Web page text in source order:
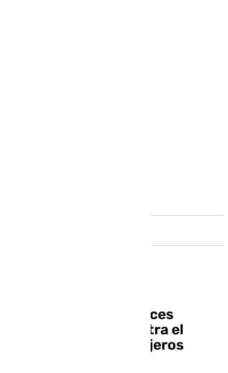
Los cámpings andaluces
acuerdan actuar contra el
nuevo registro de viajeros